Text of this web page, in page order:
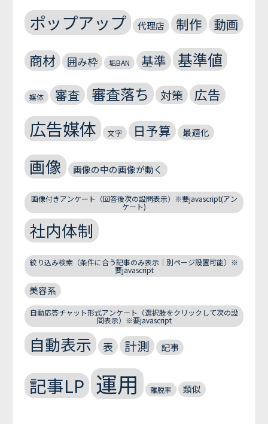
ポップアップ 代理店 制作 動画
商材 囲み枠 垢BAN 基準 基準値
媒体 審査 審査落ち 対策 広告
広告媒体 文字 日予算 最適化
画像 画像の中の画像が動く
画像付きアンケート（回答後次の設問表示）※要javascript(アン
ケート)
社内体制
絞り込み検索（条件に合う記事のみ表示｜別ページ設置可能）※
要javascript
美容系
自動応答チャット形式アンケート（選択肢をクリックして次の設
問表示）※要javascript
自動表示 表 計測 記事
記事LP 運用 離脱率 類似